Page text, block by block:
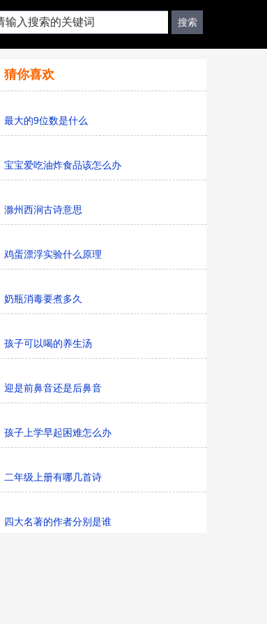
猜你喜欢
最大的9位数是什么
宝宝爱吃油炸食品该怎么办
滁州西涧古诗意思
鸡蛋漂浮实验什么原理
奶瓶消毒要煮多久
孩子可以喝的养生汤
迎是前鼻音还是后鼻音
孩子上学早起困难怎么办
二年级上册有哪几首诗
四大名著的作者分别是谁